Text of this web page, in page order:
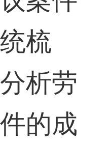
梳
析劳
的成